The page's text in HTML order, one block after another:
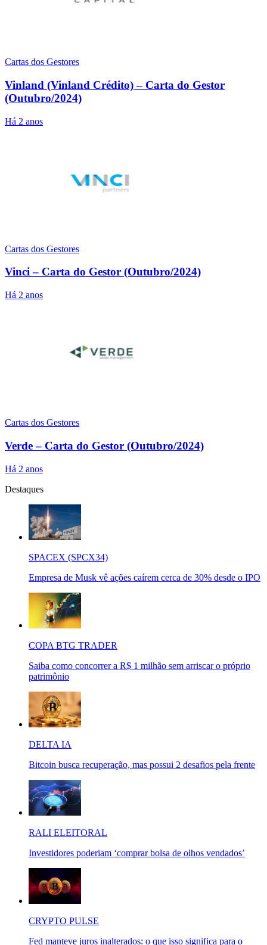
Cartas dos Gestores
Vinland (Vinland Crédito) – Carta do Gestor
(Outubro/2024)
Há 2 anos
Cartas dos Gestores
Vinci – Carta do Gestor (Outubro/2024)
Há 2 anos
Cartas dos Gestores
Verde – Carta do Gestor (Outubro/2024)
Há 2 anos
Destaques
SPACEX (SPCX34)
Empresa de Musk vê ações caírem cerca de 30% desde o IPO
COPA BTG TRADER
Saiba como concorrer a R$ 1 milhão sem arriscar o próprio
patrimônio
DELTA IA
Bitcoin busca recuperação, mas possui 2 desafios pela frente
RALI ELEITORAL
Investidores poderiam ‘comprar bolsa de olhos vendados’
CRYPTO PULSE
Fed manteve juros inalterados: o que isso significa para o